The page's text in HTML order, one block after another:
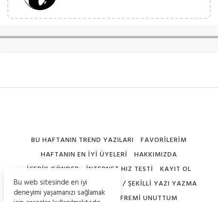
BU HAFTANIN TREND YAZILARI
FAVORILERIM
HAFTANIN EN İYI ÜYELERI
HAKKIMIZDA
İÇERIK GÖNDER
İNTERNET HIZ TESTI
KAYIT OL
NICK ŞEKILLERI – SEMBOLLERI / ŞEKILLI YAZI YAZMA
PROFILIMI DÜZENLE
ŞIFREMI UNUTTUM
Bu web sitesinde en iyi
deneyimi yaşamanızı sağlamak